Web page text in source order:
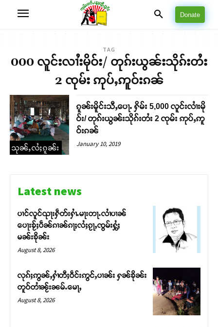
Donate
TAG
000 လူင်းလၢႆးမိုဝ်း/ တုၵ်းယွၼ်းသိုၵ်းတႆး
2 ၸုမ်း ဢုပ်ႇဢူဝ်းၵၼ်
သုၼ်ႇလႆႈၵူၼ်း
ၵူၼ်းမိူင်းသီႇပေႃႉ ႁိမ်း 5,000 လူင်းလၢႆးမို
ဝ်း/ တုၵ်းယွၼ်းသိုၵ်းတႆး 2 ၸုမ်း ဢုပ်ႇဢူ
ဝ်းၵၼ်
January 10, 2019
Latest news
ပၢင်လူင်ၺႃးႁဵတ်းႁၢႆႉမႃးတႃႉလၢႆပၢၼ် ​​
ပေႃးၶႂ်ႈပဵၼ်ၵၢၼ်ၵႃႈလႆႈၵႂႃႇၸွမ်းႁွႆႈ
မၼ်းၶိုၼ်း
August 8, 2026
လုၵ်ႈဢွၼ်ႇႁၢႆတီႈဝဵင်းဢွင်ႇပၢၼ်း ႁၼ်ၶိုၼ်း
တူဝ်တၢႆၼႂ်းၼမ်ႉမေႃႇ
August 8, 2026